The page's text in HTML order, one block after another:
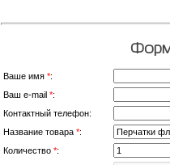
Ваше имя *:
Ваш e-mail *:
Контактный телефон:
Название товара *:
Количество *: